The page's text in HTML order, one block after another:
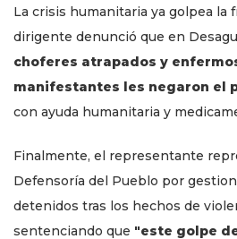
La crisis humanitaria ya golpea la
dirigente denunció que en
choferes atrapados y
manifestantes les negaron el
con ayuda humanitaria y
Finalmente, el representante
Defensoría del Pueblo por
detenidos tras los hechos de
sentenciando que "este golpe